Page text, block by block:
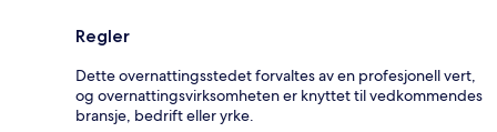
Regler
Dette overnattingsstedet forvaltes av en profesjonell vert,
og overnattingsvirksomheten er knyttet til vedkommendes
bransje, bedrift eller yrke.